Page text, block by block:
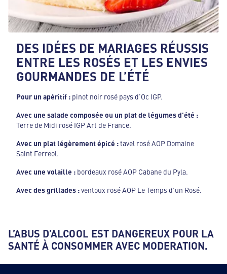
DES IDÉES DE MARIAGES RÉUSSIS
ENTRE LES ROSÉS ET LES ENVIES
GOURMANDES DE L’ÉTÉ
Pour un apéritif : pinot noir rosé pays d’Oc IGP.
Avec une salade composée ou un plat de légumes d’été :
Terre de Midi rosé IGP Art de France.
Avec un plat légèrement épicé :tavel rosé AOP Domaine
Saint Ferreol.
Avec une volaille : bordeaux rosé AOP Cabane du Pyla.
Avec des grillades :ventoux rosé AOP Le Temps d’un Rosé.
L’ABUS D’ALCOOL EST DANGEREUX POUR LA
SANTÉ À CONSOMMER AVEC MODERATION.